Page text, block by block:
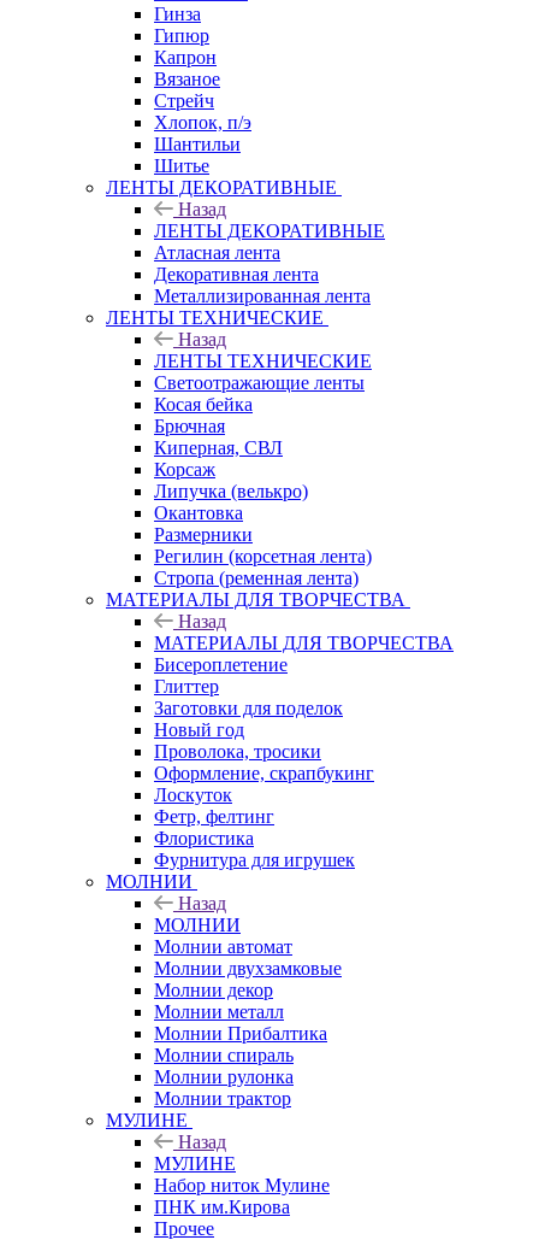
Гинза
Гипюр
Капрон
Вязаное
Стрейч
Хлопок, п/э
Шантильи
Шитье
ЛЕНТЫ ДЕКОРАТИВНЫЕ
Назад
ЛЕНТЫ ДЕКОРАТИВНЫЕ
Атласная лента
Декоративная лента
Металлизированная лента
ЛЕНТЫ ТЕХНИЧЕСКИЕ
Назад
ЛЕНТЫ ТЕХНИЧЕСКИЕ
Светоотражающие ленты
Косая бейка
Брючная
Киперная, СВЛ
Корсаж
Липучка (велькро)
Окантовка
Размерники
Регилин (корсетная лента)
Стропа (ременная лента)
МАТЕРИАЛЫ ДЛЯ ТВОРЧЕСТВА
Назад
МАТЕРИАЛЫ ДЛЯ ТВОРЧЕСТВА
Бисероплетение
Глиттер
Заготовки для поделок
Новый год
Проволока, тросики
Оформление, скрапбукинг
Лоскуток
Фетр, фелтинг
Флористика
Фурнитура для игрушек
МОЛНИИ
Назад
МОЛНИИ
Молнии автомат
Молнии двухзамковые
Молнии декор
Молнии металл
Молнии Прибалтика
Молнии спираль
Молнии рулонка
Молнии трактор
МУЛИНЕ
Назад
МУЛИНЕ
Набор ниток Мулине
ПНК им.Кирова
Прочее